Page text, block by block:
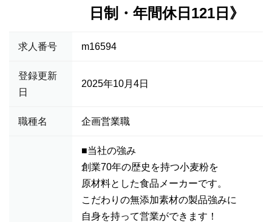
日制・年間休日121日》
求人番号 m16594
登録更新
日
2025年10月4日
職種名 企画営業職
■当社の強み
創業70年の歴史を持つ小麦粉を
原材料とした食品メーカーです。
こだわりの無添加素材の製品強みに
自身を持って営業ができます！